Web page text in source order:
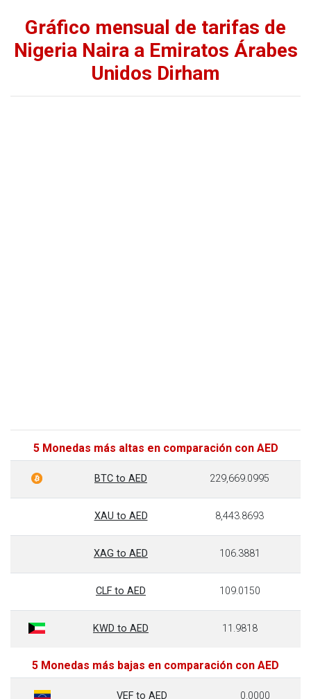
Gráfico mensual de tarifas de
Nigeria Naira a Emiratos Árabes
Unidos Dirham
5 Monedas más altas en comparación con AED
BTC to AED 229,669.0995
XAU to AED 8,443.8693
XAG to AED 106.3881
CLF to AED 109.0150
KWD to AED 11.9818
5 Monedas más bajas en comparación con AED
VEF to AED 0.0000